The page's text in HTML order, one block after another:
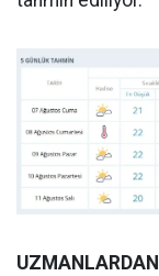
UZMANLARDAN